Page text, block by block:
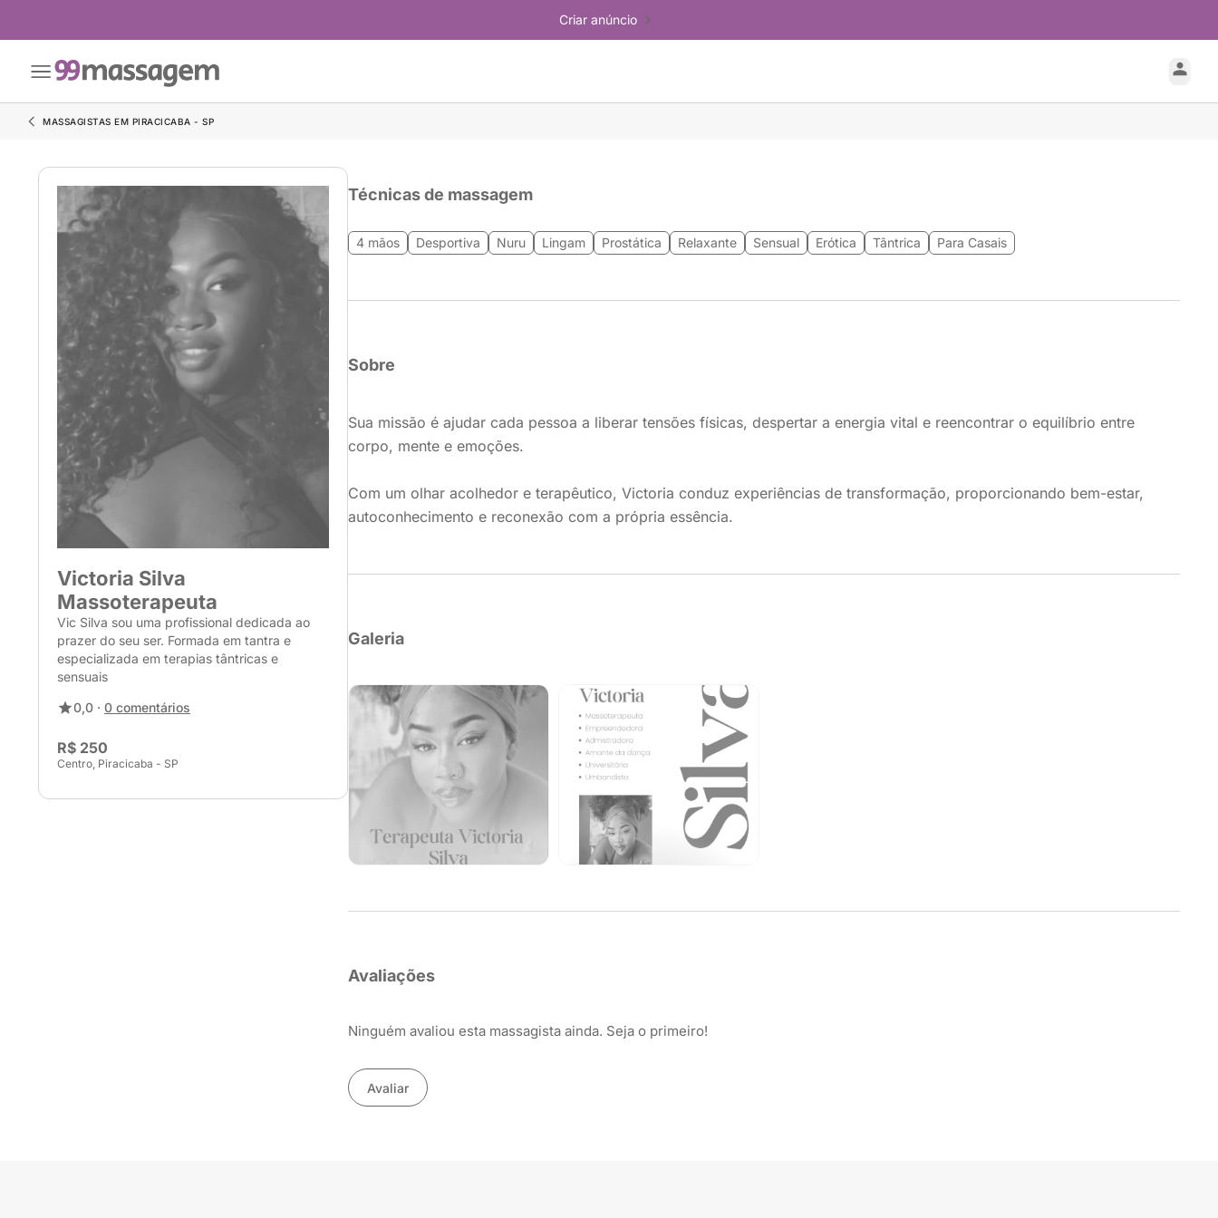
Criar anúncio
MASSAGISTAS EM PIRACICABA - SP
Victoria Silva
Massoterapeuta
Vic Silva sou uma profissional dedicada ao
prazer do seu ser. Formada em tantra e
especializada em terapias tântricas e
sensuais
0,0 · 0 comentários
R$ 250
Centro, Piracicaba - SP
Técnicas de massagem
4 mãos Desportiva Nuru Lingam Prostática Relaxante Sensual Erótica Tântrica Para Casais
Sobre
Sua missão é ajudar cada pessoa a liberar tensões físicas, despertar a energia vital e reencontrar o equilíbrio entre
corpo, mente e emoções.
Com um olhar acolhedor e terapêutico, Victoria conduz experiências de transformação, proporcionando bem-estar,
autoconhecimento e reconexão com a própria essência.
Galeria
Avaliações
Ninguém avaliou esta massagista ainda. Seja o primeiro!
Avaliar